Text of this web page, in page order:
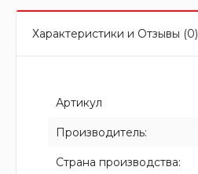
Характеристики и Отзывы (0)
Артикул
Производитель:
Страна производства: